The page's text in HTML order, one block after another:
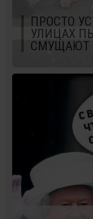
ПРОСТО
УЛИЦАХ
СМУЩАЮТ